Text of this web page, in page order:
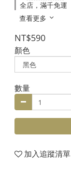
全店，滿千免運
查看更多
NT$590
顏色
數量
加入追蹤清單